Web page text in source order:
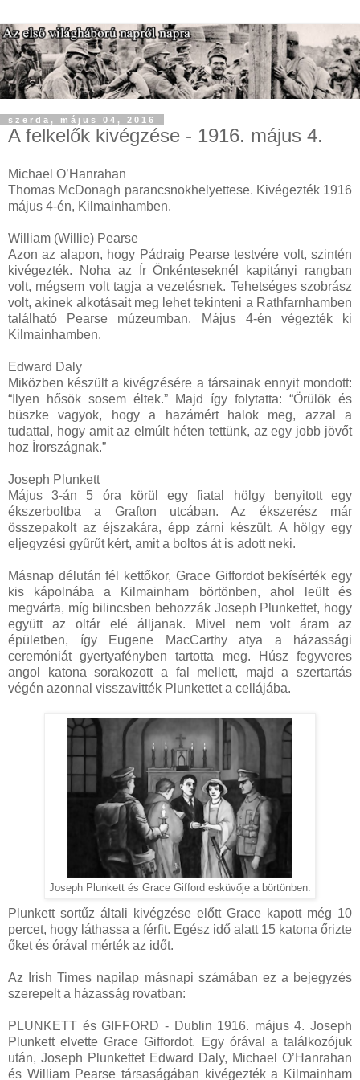
szerda, május 04, 2016
A felkelők kivégzése - 1916. május 4.
Michael O’Hanrahan
Thomas McDonagh parancsnokhelyettese. Kivégezték 1916
május 4-én, Kilmainhamben.
William (Willie) Pearse
Azon az alapon, hogy Pádraig Pearse testvére volt, szintén
kivégezték. Noha az Ír Önkénteseknél kapitányi rangban
volt, mégsem volt tagja a vezetésnek. Tehetséges szobrász
volt, akinek alkotásait meg lehet tekinteni a Rathfarnhamben
található Pearse múzeumban. Május 4-én végezték ki
Kilmainhamben.
Edward Daly
Miközben készült a kivégzésére a társainak ennyit mondott:
“Ilyen hősök sosem éltek.” Majd így folytatta: “Örülök és
büszke vagyok, hogy a hazámért halok meg, azzal a
tudattal, hogy amit az elmúlt héten tettünk, az egy jobb jövőt
hoz Írországnak.”
Joseph Plunkett
Május 3-án 5 óra körül egy fiatal hölgy benyitott egy
ékszerboltba a Grafton utcában. Az ékszerész már
összepakolt az éjszakára, épp zárni készült. A hölgy egy
eljegyzési gyűrűt kért, amit a boltos át is adott neki.
Másnap délután fél kettőkor, Grace Giffordot bekísérték egy
kis kápolnába a Kilmainham börtönben, ahol leült és
megvárta, míg bilincsben behozzák Joseph Plunkettet, hogy
együtt az oltár elé álljanak. Mivel nem volt áram az
épületben, így Eugene MacCarthy atya a házassági
ceremóniát gyertyafényben tartotta meg. Húsz fegyveres
angol katona sorakozott a fal mellett, majd a szertartás
végén azonnal visszavitték Plunkettet a cellájába.
Joseph Plunkett és Grace Gifford esküvője a börtönben.
Plunkett sortűz általi kivégzése előtt Grace kapott még 10
percet, hogy láthassa a férfit. Egész idő alatt 15 katona őrizte
őket és órával mérték az időt.
Az Irish Times napilap másnapi számában ez a bejegyzés
szerepelt a házasság rovatban:
PLUNKETT és GIFFORD - Dublin 1916. május 4. Joseph
Plunkett elvette Grace Giffordot. Egy órával a találkozójuk
után, Joseph Plunkettet Edward Daly, Michael O’Hanrahan
és William Pearse társaságában kivégezték a Kilmainham